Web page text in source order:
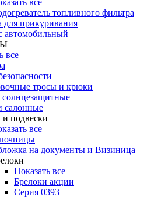
все
топливного фильтра
для прикуривания
автомобильный
все
тросы и крюки
салонные
и подвески
все
на документы и Визиница
Показать все
Брелоки акции
Серия 0393